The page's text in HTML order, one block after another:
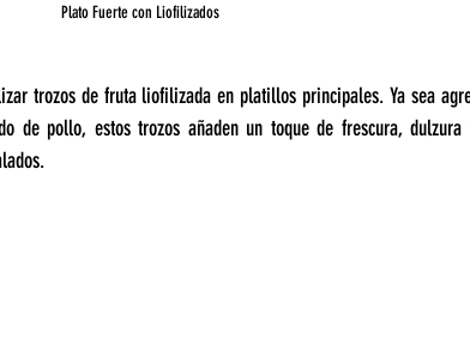
Plato Fuerte con Liofilizados
trozos de fruta liofilizada en platillos principales. Ya sea
de pollo, estos trozos añaden un toque de frescura, dulzura